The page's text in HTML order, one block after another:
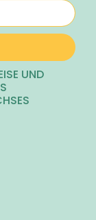
UND